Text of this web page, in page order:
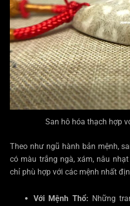
San hô hóa thạch hợp
Theo như ngũ hành bản mệnh,
có màu trắng ngà, xám, nâu
chỉ phù hợp với các mệnh nhất
Với Mệnh Thổ: Những